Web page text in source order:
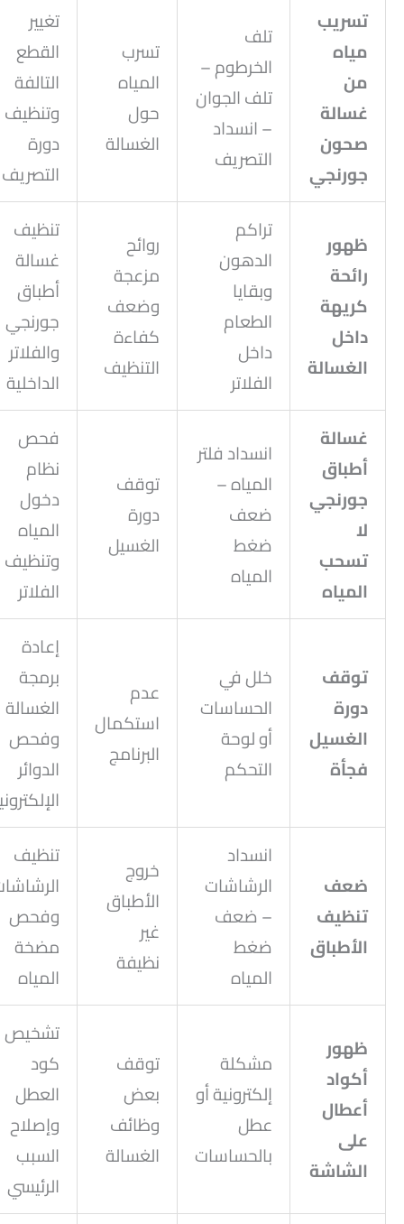
تسريب
مياه
من
غسالة
صحون
جورنجي
تلف
الخرطوم –
تلف الجوان
– انسداد
التصريف
تسرب
المياه
حول
الغسالة
تغيير
القطع
التالفة
وتنظيف
دورة
التصريف
ظهور
رائحة
كريهة
داخل
الغسالة
تراكم
الدهون
وبقايا
الطعام
داخل
الفلاتر
روائح
مزعجة
وضعف
كفاءة
التنظيف
تنظيف
غسالة
أطباق
جورنجي
والفلاتر
الداخلية
غسالة
أطباق
جورنجي
لا
تسحب
المياه
انسداد فلتر
المياه –
ضعف
ضغط
المياه
توقف
دورة
الغسيل
فحص
نظام
دخول
المياه
وتنظيف
الفلاتر
توقف
دورة
الغسيل
فجأة
خلل في
الحساسات
أو لوحة
التحكم
عدم
استكمال
البرنامج
إعادة
برمجة
الغسالة
وفحص
الدوائر
ضعف
تنظيف
الأطباق
انسداد
الرشاشات
– ضعف
ضغط
المياه
خروج
الأطباق
غير
نظيفة
تنظيف
وفحص
مضخة
المياه
ظهور
أكواد
أعطال
على
الشاشة
مشكلة
إلكترونية أو
عطل
بالحساسات
توقف
بعض
وظائف
الغسالة
تشخيص
كود
العطل
وإصلاح
السبب
الرئيسي